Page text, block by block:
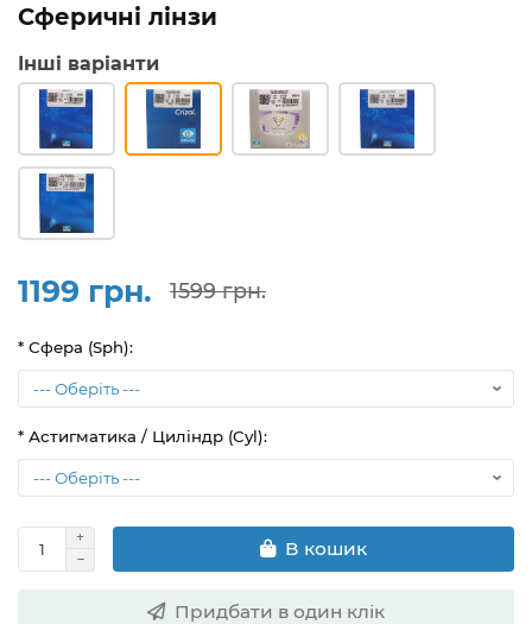
Сферичні лінзи
Інші варіанти
1199 грн. 1599 грн.
* Сфера (Sph):
* Астигматика / Циліндр (Cyl):
В кошик
Придбати в один клік